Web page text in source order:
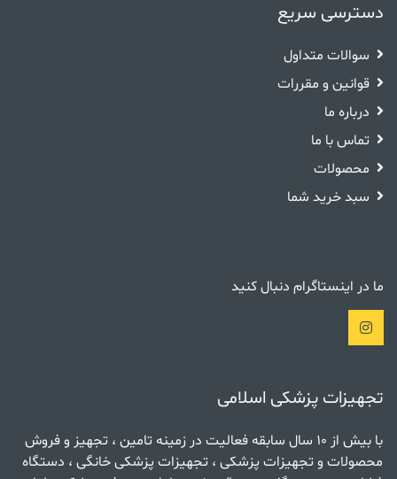
دسترسی سریع
سوالات متداول
قوانین و مقررات
درباره ما
تماس با ما
محصولات
سبد خرید شما
ما در اینستاگرام دنبال کنید
تجهیزات پزشکی اسلامی
با بیش از 10 سال سابقه فعالیت در زمینه تامین ، تجهیز و فروش
محصولات و تجهیزات پزشکی ، تجهیزات پزشکی خانگی ، دستگاه